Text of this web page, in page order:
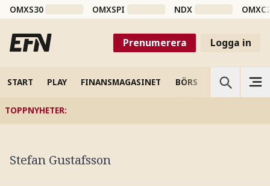
OMXS30 OMXSPI NDX
Prenumerera Logga in
START PLAY FINANSMAGASINET BÖRS VETENSKAP
TOPPNYHETER:
Stefan Gustafsson